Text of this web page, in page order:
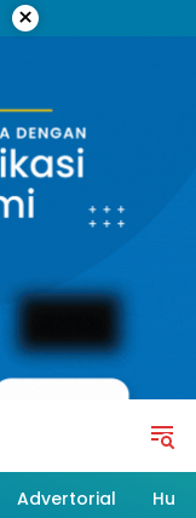
×
Advertorial